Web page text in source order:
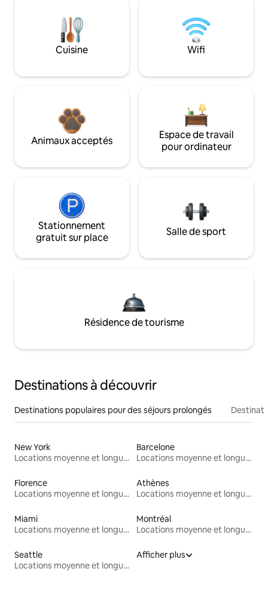
Cuisine Wifi
Animaux acceptés
Espace de travail
pour ordinateur
Stationnement
gratuit sur place
Salle de sport
Résidence de tourisme
Destinations à découvrir
Destinations populaires pour des séjours prolongés
New York
Locations moyenne et longue durée
Barcelone
Locations moyenne et longue durée
Florence
Locations moyenne et longue durée
Athènes
Locations moyenne et longue durée
Miami
Locations moyenne et longue durée
Montréal
Locations moyenne et longue durée
Seattle
Locations moyenne et longue durée
Afficher plus